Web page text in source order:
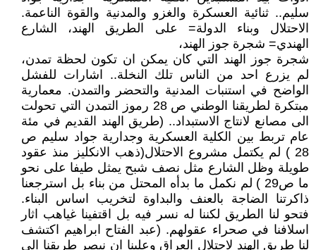
سليم.. ثنائية العسكرة والغزو والمدنية والقوة الناعمة.
الاحتلال وبناء الدولة= على الطريق الهند، الشارع
الهندي= شجرة جوز الهند،
شجرة جوز الهند التي كان يمكن ان تكون لحظة تمدن،
لم يزرع احد من الناس تلك النخلة.. اشارات للفشل
الواضح في استنبات المدنية والتحضر والتمدن. معمارية
مبتكرة لطريقنا الوطني ص 28 رموز التمدن التي تحولت
الى مصانع لانتاج الاستبداد.. (طريق الهند القديم في مئة
عام تربط بين الكلية العسكرية وجدارية جواد سليم ص
28 ) لم يكتمل مشروع الاحتلال(ذهب الانكليز منذ عقود
طويلة وظل الشارع مثل نصف شبح يمثل طيفا على نحو
ما ص29 ) لم نكمل ما بدأه المحتل من بناء بل استرجعنا
ذاكرتنا الضاجة بالعنف والبداوة لتخريب اساس البناء.
فتحو لنا الطريق لكننا له نسر فيه بل اقتفينا غياهب اثار
اسلافنا في صحراء عقولهم. (عبد الفتاح ابراهيم اكتشف
لنا طريق الهند لاحتلال العراق وعلينا ان نبصر طريقنا الى